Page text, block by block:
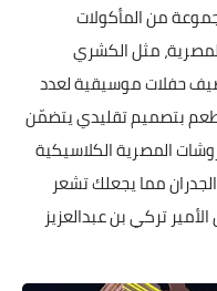
من المأكولات
مثل الكشري
حفلات موسيقية لعدد
بتصميم تقليدي يتضمّن
المصرية الكلاسيكية
مما يجعلك تشعر
تركي بن عبدالعزيز